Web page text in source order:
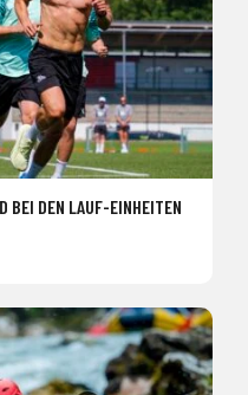
BEI DEN LAUF-EINHEITEN